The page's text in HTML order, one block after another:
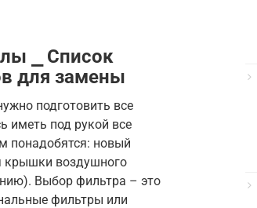
⎯ Список
для замены
подготовить все
иметь под рукой все
понадобятся: новый
крышки воздушного
Выбор фильтра – это
фильтры или